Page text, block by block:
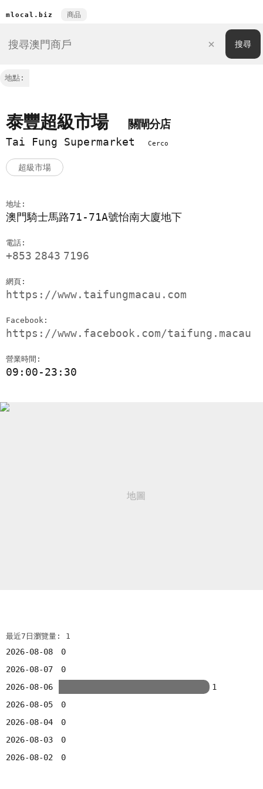
mlocal.biz 商品
地點:
泰豐超級市場
關閘分店
Tai Fung Supermarket
Cerco
超級市場
地址:
澳門騎士馬路71-71A號怡南大廈地下
電話:
+853 2843 7196
網頁:
https://www.taifungmacau.com
Facebook:
https://www.facebook.com/taifung.macau
營業時間:
09:00-23:30
最近7日瀏覽量: 1
2026-08-08
0
2026-08-07
0
2026-08-06
1
2026-08-05
0
2026-08-04
0
2026-08-03
0
2026-08-02
0